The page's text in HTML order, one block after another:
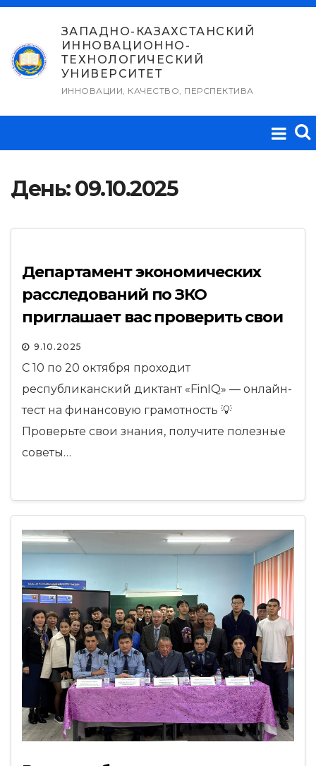
Перейти
содержимому
ЗАПАДНО-КАЗАХСТАНСКИЙ
ИННОВАЦИОННО-
ТЕХНОЛОГИЧЕСКИЙ
УНИВЕРСИТЕТ
ИННОВАЦИИ, КАЧЕСТВО, ПЕРСПЕКТИВА
День:09.10.2025
Департамент экономических
расследований по ЗКО
приглашает вас проверить свои
финансовые знания!
9.10.2025
С 10 по 20 октября проходит
республиканский диктант «FinIQ» — онлайн-
тест на финансовую грамотность 💡
Проверьте свои знания, получите полезные
советы…